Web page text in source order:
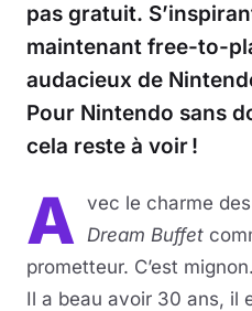
pas gratuit.
maintenant free-to-
audacieux de
Pour Nintendo sans
cela reste à voir !
A vec le charme
Dream Buffet
prometteur. C’est
Il a beau avoir 30 ans, il